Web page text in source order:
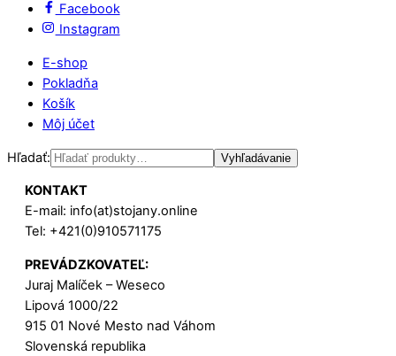
Facebook
Instagram
E-shop
Pokladňa
Košík
Môj účet
Hľadať: Vyhľadávanie
KONTAKT
E-mail: info(at)stojany.online
Tel: +421(0)910571175
PREVÁDZKOVATEĽ:
Juraj Malíček – Weseco
Lipová 1000/22
915 01 Nové Mesto nad Váhom
Slovenská republika